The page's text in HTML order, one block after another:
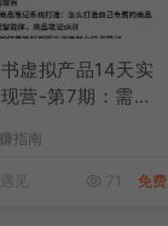
虚拟产品14天实
营-第7期：需求
×内容笔记×一人
阶×全链路
指南
遇见 71 免费